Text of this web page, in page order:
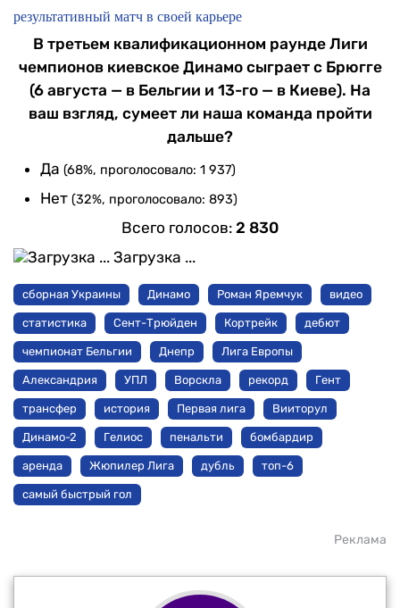
результативный матч в своей карьере
В третьем квалификационном раунде Лиги
чемпионов киевское Динамо сыграет с Брюгге
(6 августа — в Бельгии и 13-го — в Киеве). На
ваш взгляд, сумеет ли наша команда пройти
дальше?
Да (68%, проголосовало: 1 937)
Нет (32%, проголосовало: 893)
Всего голосов: 2 830
Загрузка ...
сборная Украины Динамо Роман Яремчук видео
статистика Сент-Трюйден Кортрейк дебют
чемпионат Бельгии Днепр Лига Европы
Александрия УПЛ Ворскла рекорд Гент
трансфер история Первая лига Вииторул
Динамо-2 Гелиос пенальти бомбардир
аренда Жюпилер Лига дубль топ-6
самый быстрый гол
Реклама